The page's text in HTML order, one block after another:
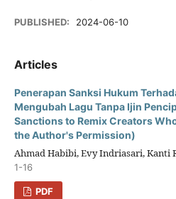
PUBLISHED: 2024-06-10
Articles
Penerapan Sanksi Hukum
Mengubah Lagu Tanpa Ijin
Sanctions to Remix Creators
the Author's Permission)
Ahmad Habibi, Evy Indriasari, Kanti
1-16
PDF